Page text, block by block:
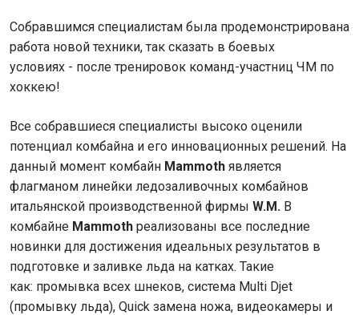
Собравшимся специалистам была продемонстрирована
работа новой техники, так сказать в боевых
условиях - после тренировок команд-участниц ЧМ по
хоккею!
Все собравшиеся специалисты высоко оценили
потенциал комбайна и его инновационных решений. На
данный момент комбайн Mammoth является
флагманом линейки ледозаливочных комбайнов
итальянской производственной фирмы W.M. В
комбайне Mammoth реализованы все последние
новинки для достижения идеальных результатов в
подготовке и заливке льда на катках. Такие
как: промывка всех шнеков, система Multi Djet
(промывку льда), Quick замена ножа, видеокамеры и